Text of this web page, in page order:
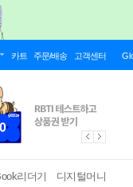
카트 주문/배송 고객센터
리더기 디지털머니